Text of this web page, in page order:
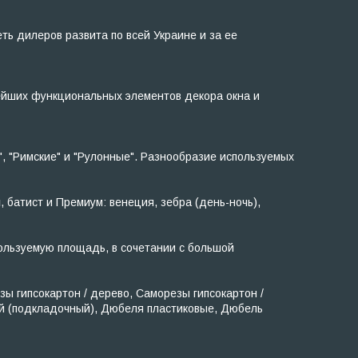
дилеров развита по всей Украине и за ее
функциональных элементов декора окна и
и "Рулонные". Разнообразие используемых
батист и Премиум: венеция, зебра (день-ночь),
площадь, в сочетании с большой
гипсокартон / дерево, Саморезы гипсокартон /
(подкладочный), Дюбеля пластиковые, Дюбель